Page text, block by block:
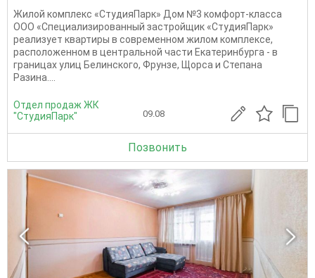
Жилой комплекс «СтудияПарк» Дом №3 комфорт-класса
ООО «Специализированный застройщик «СтудияПарк»
реализует квартиры в современном жилом комплексе,
расположенном в центральной части Екатеринбурга - в
границах улиц Белинского, Фрунзе, Щорса и Степана
Разина....
Отдел продаж ЖК
"СтудияПарк"
09.08
Позвонить